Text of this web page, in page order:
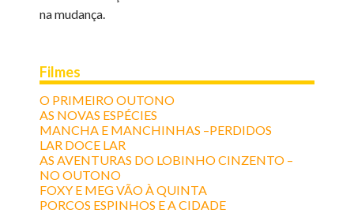
na mudança.
Filmes
O PRIMEIRO OUTONO
AS NOVAS ESPÉCIES
MANCHA E MANCHINHAS –PERDIDOS
LAR DOCE LAR
AS AVENTURAS DO LOBINHO CINZENTO –
NO OUTONO
FOXY E MEG VÃO À QUINTA
PORCOS ESPINHOS E A CIDADE